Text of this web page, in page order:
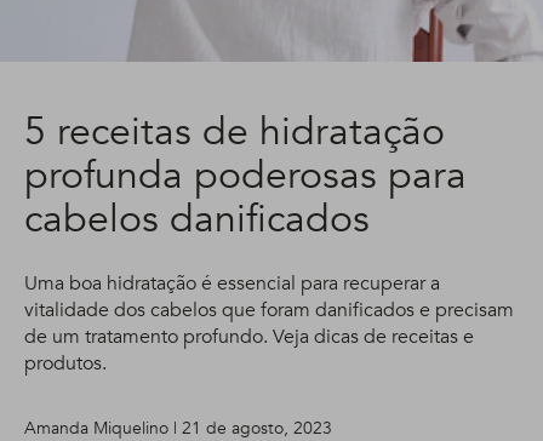
5 receitas de hidratação
profunda poderosas para
cabelos danificados
Uma boa hidratação é essencial para recuperar a
vitalidade dos cabelos que foram danificados e precisam
de um tratamento profundo. Veja dicas de receitas e
produtos.
Amanda Miquelino | 21 de agosto, 2023